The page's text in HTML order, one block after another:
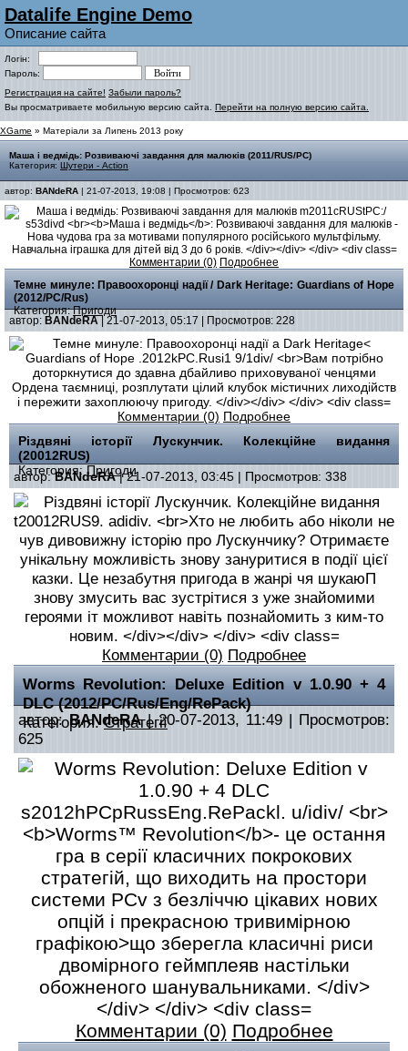
Datalife Engine Demo
Описание сайта
Логін:
Пароль:
Регистрация на сайте! Забыли пароль?
Вы просматриваете мобильную версию сайта. Перейти на полную версию сайта.
XGame » Матеріали за Липень 2013 року
Маша і ведмідь: Розвиваючі завдання для малюків (2011/RUS/PC)
Категория: Шутери - Action
автор: BANdeRA | 21-07-2013, 19:08 | Просмотров: 623
Комментарии (0) Подробнее
Темне минуле: Правоохоронці надії / Dark Heritage: Guardians of Hope
(2012/PC/Rus)
Категория:Пригоди
автор: BANdeRA | 21-07-2013, 05:17 | Просмотров: 228
Комментарии (0) Подробнее
Різдвяні історії Лускунчик. Колекційне видання
(20012RUS)
Категория: Пригоди
автор:BANdeRA| 21-07-2013, 03:45 | Просмотров: 338
Комментарии (0) Подробнее
Worms Revolution: Deluxe Edition v 1.0.90 + 4
DLC (2012/PC/Rus/Eng/RePack)
Категория:Стратегії
автор:BANdeRA| 20-07-2013, 11:49 | Просмотров:
625
Комментарии (0) Подробнее